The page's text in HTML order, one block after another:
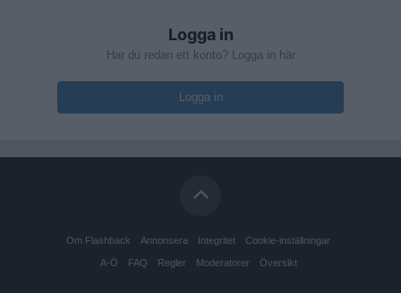
Logga in
Har du redan ett konto? Logga in här
Logga in
Om Flashback Annonsera Integritet Cookie-inställningar
A-Ö FAQ Regler Moderatorer Översikt